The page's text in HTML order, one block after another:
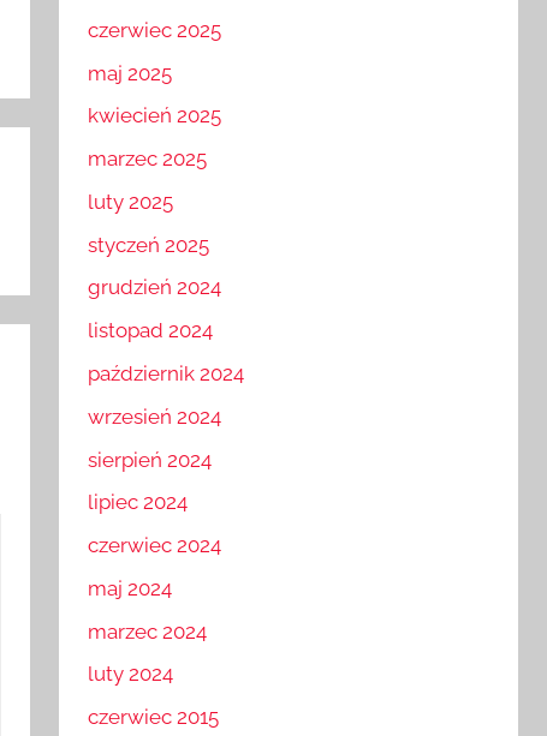
czerwiec 2025
maj 2025
kwiecień 2025
marzec 2025
luty 2025
styczeń 2025
grudzień 2024
listopad 2024
październik 2024
wrzesień 2024
sierpień 2024
lipiec 2024
czerwiec 2024
maj 2024
marzec 2024
luty 2024
czerwiec 2015